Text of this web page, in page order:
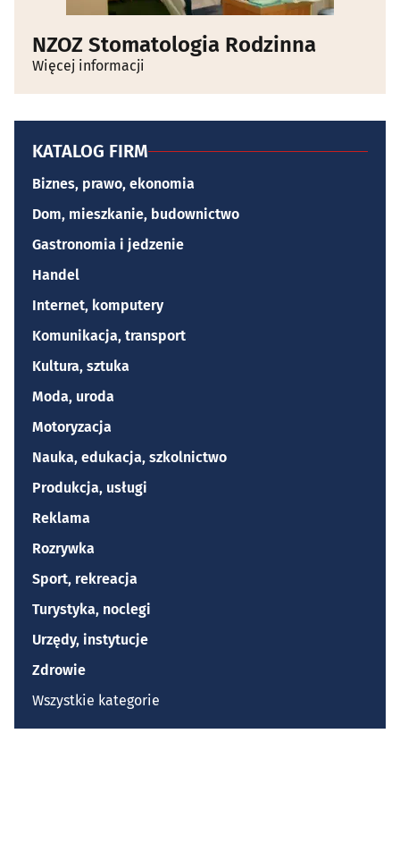
NZOZ Stomatologia Rodzinna
Więcej informacji
KATALOG FIRM
Biznes, prawo, ekonomia
Dom, mieszkanie, budownictwo
Gastronomia i jedzenie
Handel
Internet, komputery
Komunikacja, transport
Kultura, sztuka
Moda, uroda
Motoryzacja
Nauka, edukacja, szkolnictwo
Produkcja, usługi
Reklama
Rozrywka
Sport, rekreacja
Turystyka, noclegi
Urzędy, instytucje
Zdrowie
Wszystkie kategorie